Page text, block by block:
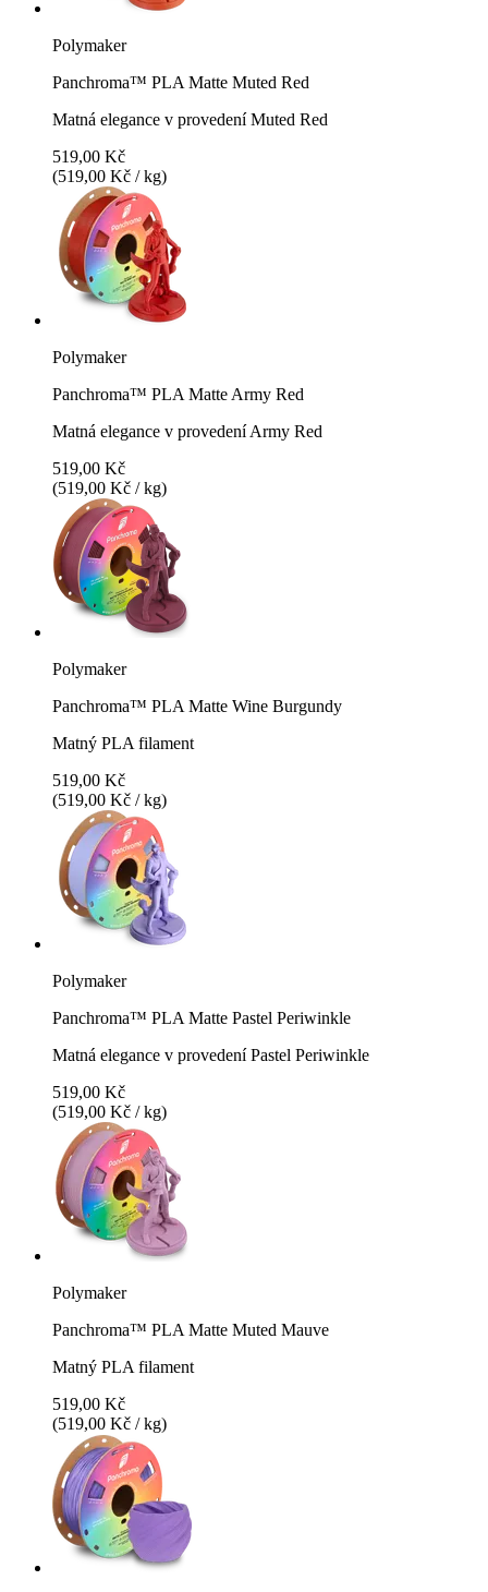
Polymaker
Panchroma™ PLA Matte Muted Red
Matná elegance v provedení Muted Red
519,00 Kč
(519,00 Kč / kg)
Polymaker
Panchroma™ PLA Matte Army Red
Matná elegance v provedení Army Red
519,00 Kč
(519,00 Kč / kg)
Polymaker
Panchroma™ PLA Matte Wine Burgundy
Matný PLA filament
519,00 Kč
(519,00 Kč / kg)
Polymaker
Panchroma™ PLA Matte Pastel Periwinkle
Matná elegance v provedení Pastel Periwinkle
519,00 Kč
(519,00 Kč / kg)
Polymaker
Panchroma™ PLA Matte Muted Mauve
Matný PLA filament
519,00 Kč
(519,00 Kč / kg)